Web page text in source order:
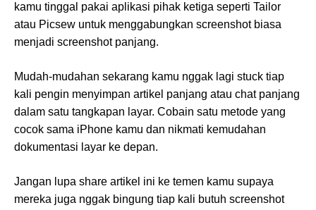
kamu tinggal pakai aplikasi pihak ketiga seperti Tailor
atau Picsew untuk menggabungkan screenshot biasa
menjadi screenshot panjang.
Mudah-mudahan sekarang kamu nggak lagi stuck tiap
kali pengin menyimpan artikel panjang atau chat panjang
dalam satu tangkapan layar. Cobain satu metode yang
cocok sama iPhone kamu dan nikmati kemudahan
dokumentasi layar ke depan.
Jangan lupa share artikel ini ke temen kamu supaya
mereka juga nggak bingung tiap kali butuh screenshot